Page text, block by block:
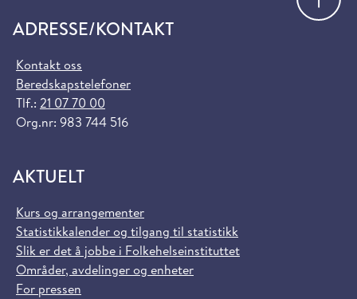
ADRESSE/KONTAKT
Kontakt oss
Beredskapstelefoner
Tlf.: 21 07 70 00
Org.nr: 983 744 516
AKTUELT
Kurs og arrangementer
Statistikkalender og tilgang til statistikk
Slik er det å jobbe i Folkehelseinstituttet
Områder, avdelinger og enheter
For pressen